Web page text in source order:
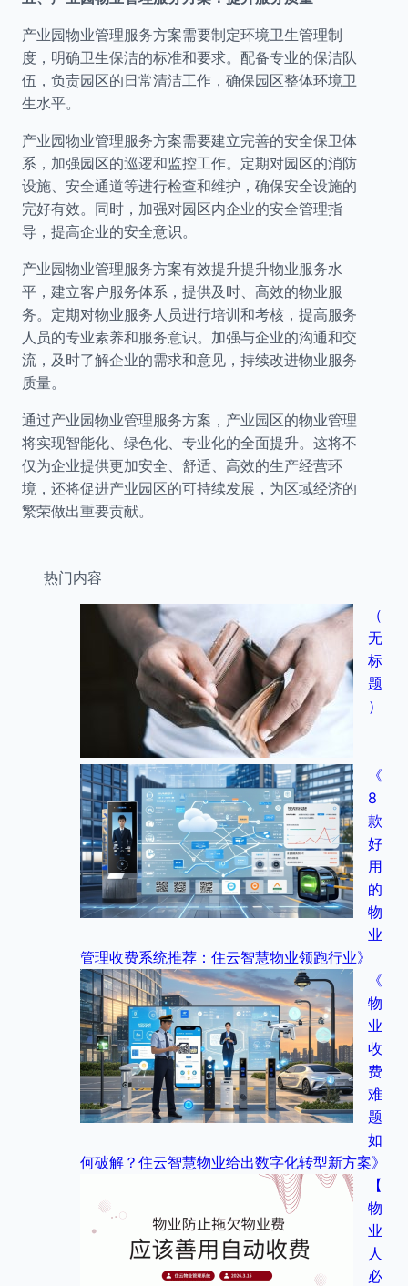
产业园物业管理服务方案需要制定环境卫生管理制
度，明确卫生保洁的标准和要求。配备专业的保洁队
伍，负责园区的日常清洁工作，确保园区整体环境卫
生水平。
产业园物业管理服务方案需要建立完善的安全保卫体
系，加强园区的巡逻和监控工作。定期对园区的消防
设施、安全通道等进行检查和维护，确保安全设施的
完好有效。同时，加强对园区内企业的安全管理指
导，提高企业的安全意识。
产业园物业管理服务方案有效提升提升物业服务水
平，建立客户服务体系，提供及时、高效的物业服
务。定期对物业服务人员进行培训和考核，提高服务
人员的专业素养和服务意识。加强与企业的沟通和交
流，及时了解企业的需求和意见，持续改进物业服务
质量。
通过产业园物业管理服务方案，产业园区的物业管理
将实现智能化、绿色化、专业化的全面提升。这将不
仅为企业提供更加安全、舒适、高效的生产经营环
境，还将促进产业园区的可持续发展，为区域经济的
繁荣做出重要贡献。
热门内容
（
无
标
题
）
《
8
款
好
用
的
物
业
管理收费系统推荐：住云智慧物业领跑行业》
《
物
业
收
费
难
题
如
何破解？住云智慧物业给出数字化转型新方案》
【
物
业
人
必